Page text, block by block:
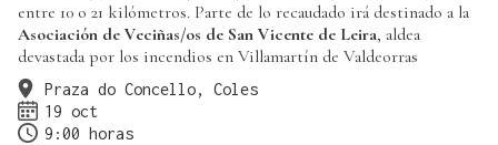
entre 10 o 21 kilómetros. Parte de lo recaudado irá destinado a la
Asociación de Veciñas/os de San Vicente de Leira, aldea
devastada por los incendios en Villamartín de Valdeorras
Praza do Concello, Coles
19 oct
9:00 horas